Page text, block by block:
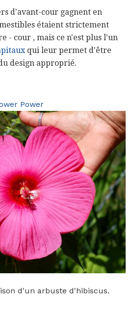
d'avant-cour gagnent en
étaient strictement
- cour , mais ce n'est plus l'un
qui leur permet d'être
design approprié.
Power
d'un arbuste d'hibiscus.